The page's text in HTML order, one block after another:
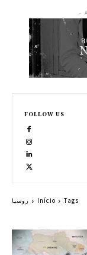
FOLLOW US
Início Tags روسيا